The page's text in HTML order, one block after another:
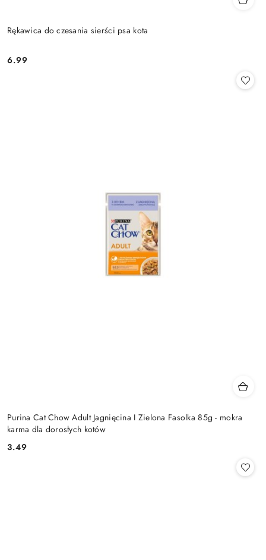
Rękawica do czesania sierści psa kota
Cena:
6.99
Purina Cat Chow Adult Jagnięcina I Zielona Fasolka 85g - mokra
karma dla dorosłych kotów
Cena:
3.49